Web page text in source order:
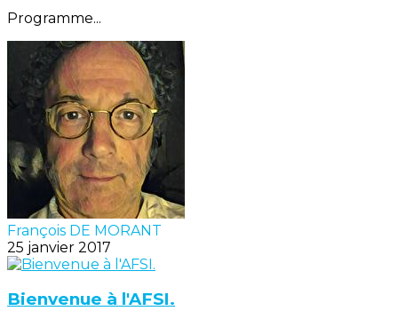
Programme...
François DE MORANT
25 janvier 2017
Bienvenue à l'AFSI.